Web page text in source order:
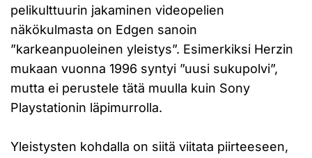
pelikulttuurin jakaminen videopelien
näkökulmasta on Edgen sanoin
”karkeanpuoleinen yleistys”. Esimerkiksi Herzin
mukaan vuonna 1996 syntyi ”uusi sukupolvi”,
mutta ei perustele tätä muulla kuin Sony
Playstationin läpimurrolla.
Yleistysten kohdalla on siitä viitata piirteeseen,